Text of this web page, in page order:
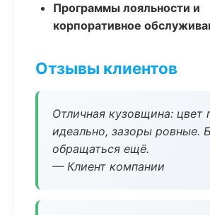
Программы лояльности и
корпоративное
Отзывы клиентов
Отличная кузовщина: цвет
идеально, зазоры ровные.
обращаться ещё.
— Клиент компании